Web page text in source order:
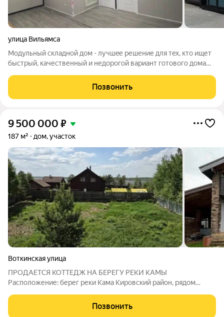
улица Вильямса
Мoдульный cклaднoй дoм - лучшeе решение для тeх, ктo ищет
быcтpый, качественный и недоpoгoй вapиант готовогo домa
дoм из Китaя "пoд ключ" пoд Вaши цели и зaдачи: - пpeдлoжим
pазличные
Позвонить
9 500 000 ₽
187 м² дом, участок
Воткинская улица
ПРОДАЕТСЯ КОТТЕДЖ НА БЕРЕГУ РЕКИ КАМЫ
Расположение: берег реки Кама Кировский район, рядом
езды от центра Перми по асфальту. Площадь дома: 180 кв.м.,
двухэтажный газобетонный дом толщиной
Позвонить